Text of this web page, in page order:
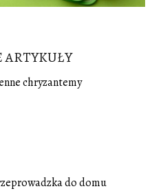
ARTYKUŁY
chryzantemy
do domu